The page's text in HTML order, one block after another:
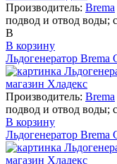
Производитель: Brema
подвод и отвод воды;
В
В корзину
Льдогенератор Brema
Производитель: Brema
подвод и отвод воды;
В корзину
Льдогенератор Brema